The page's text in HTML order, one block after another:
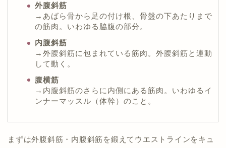
外腹斜筋
→あばら骨から足の付け根、骨盤の下あたりまで
の筋肉。いわゆる脇腹の部分。
内腹斜筋
→外腹斜筋に包まれている筋肉。外腹斜筋と連動
して動く。
腹横筋
→内腹斜筋のさらに内側にある筋肉。いわゆるイ
ンナーマッスル（体幹）のこと。
まずは外腹斜筋・内腹斜筋を鍛えてウエストラインをキュ